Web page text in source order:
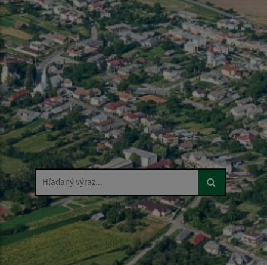
Hľadaný výraz...